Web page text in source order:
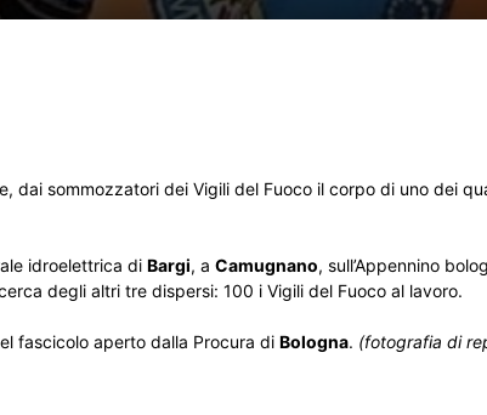
dai sommozzatori dei Vigili del Fuoco il corpo di uno dei
idroelettrica di Bargi, a Camugnano, sull’Appennino
degli altri tre dispersi: 100 i Vigili del Fuoco al lavoro.
fascicolo aperto dalla Procura di Bologna. (fotografia di